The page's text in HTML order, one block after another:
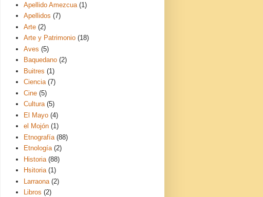
Apellido Amezcua (1)
Apellidos (7)
Arte (2)
Arte y Patrimonio (18)
Aves (5)
Baquedano (2)
Buitres (1)
Ciencia (7)
Cine (5)
Cultura (5)
El Mayo (4)
el Mojón (1)
Etnografía (88)
Etnología (2)
Historia (88)
Hsitoria (1)
Larraona (2)
Libros (2)